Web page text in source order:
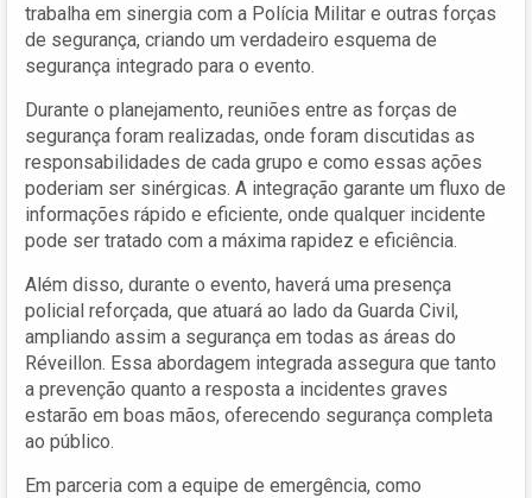
trabalha em sinergia com a Polícia Militar e outras forças
de segurança, criando um verdadeiro esquema de
segurança integrado para o evento.
Durante o planejamento, reuniões entre as forças de
segurança foram realizadas, onde foram discutidas as
responsabilidades de cada grupo e como essas ações
poderiam ser sinérgicas. A integração garante um fluxo de
informações rápido e eficiente, onde qualquer incidente
pode ser tratado com a máxima rapidez e eficiência.
Além disso, durante o evento, haverá uma presença
policial reforçada, que atuará ao lado da Guarda Civil,
ampliando assim a segurança em todas as áreas do
Réveillon. Essa abordagem integrada assegura que tanto
a prevenção quanto a resposta a incidentes graves
estarão em boas mãos, oferecendo segurança completa
ao público.
Em parceria com a equipe de emergência, como